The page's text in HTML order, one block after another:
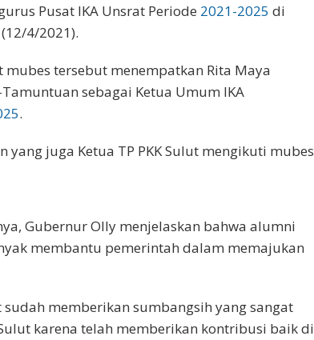
Pusat IKA Unsrat Periode 2021-2025 di
4/2021).
mubes tersebut menempatkan Rita Maya
sebagai Ketua Umum IKA
.
yang juga Ketua TP PKK Sulut mengikuti mubes
Gubernur Olly menjelaskan bahwa alumni
membantu pemerintah dalam memajukan
sudah memberikan sumbangsih yang sangat
karena telah memberikan kontribusi baik di